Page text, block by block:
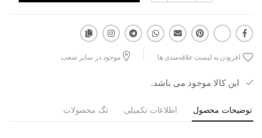
افزودن به لیست علاقه‌مندی ها موجود در سایر شعب
این کالا موجود می باشد.
توضیحات محصول اطلاعات تکمیلی تگ محصولات